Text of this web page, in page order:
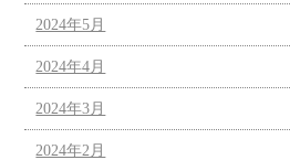
2024年5月
2024年4月
2024年3月
2024年2月